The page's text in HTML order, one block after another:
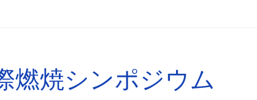
燃焼シンポジウム